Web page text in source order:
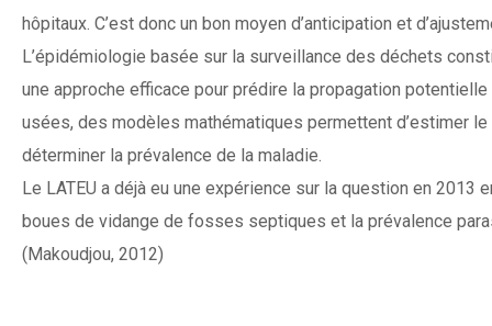
hôpitaux. C’est donc un bon moyen d’anticipation et
L’épidémiologie basée sur la surveillance des déchets
une approche efficace pour prédire la propagation
usées, des modèles mathématiques permettent d’estimer
déterminer la prévalence de la maladie.
Le LATEU a déjà eu une expérience sur la question en
boues de vidange de fosses septiques et la prévalence
(Makoudjou, 2012)